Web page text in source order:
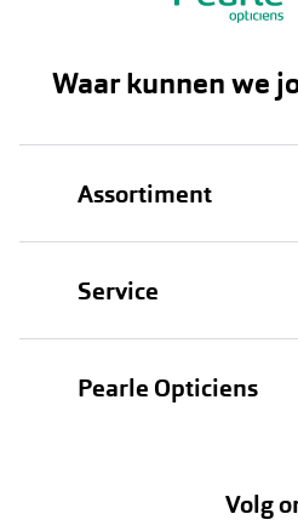
Waar kunnen we
Assortiment
Service
Pearle Opticiens
Volg